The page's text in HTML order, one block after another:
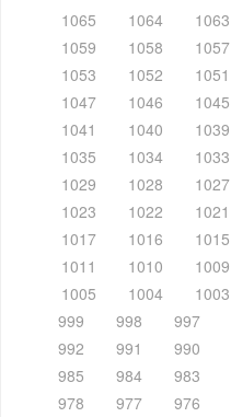
1065
1064 1063
1059
1058 1057
1053
1052 1051
1047
1046 1045
1041
1040 1039
1035
1034 1033
1029
1028 1027
1023
1022 1021
1017
1016 1015
1011
1010 1009
1005
1004 1003
999
998 997
992
991 990
985
984 983
978
977 976